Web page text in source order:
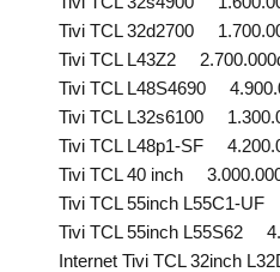
Tivi TCL 32d2700
Tivi TCL L43Z2 2.700.000đ
Tivi TCL L48S4690
Tivi TCL L32s6100
Tivi TCL L48p1-SF
Tivi TCL 40 inch
Tivi TCL 55inch L55C1-UF
Tivi TCL 55inch L55S62
Internet Tivi TCL 32inch